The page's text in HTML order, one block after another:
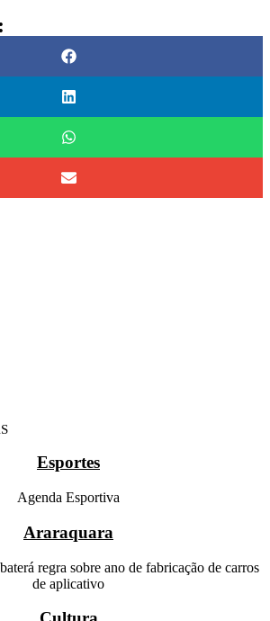
Esportes
Agenda Esportiva
Araraquara
regra sobre ano de fabricação de carros
de aplicativo